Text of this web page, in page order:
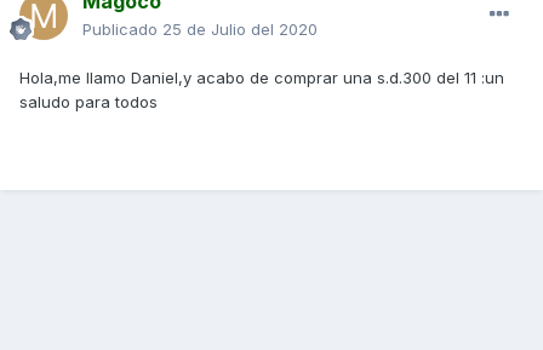
Publicado 25 de Julio del 2020
Hola,me llamo Daniel,y acabo de comprar una s.d.300 del 11 :un
saludo para todos